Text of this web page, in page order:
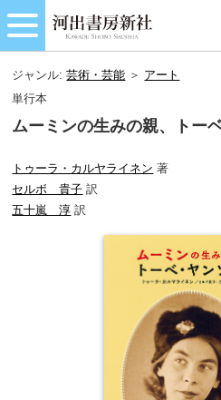
ジャンル:芸術・芸能 ＞ アート
単行本
ムーミンの生みの親、トー
トゥーラ・カルヤライネン 著
セルボ 貴子 訳
五十嵐 淳 訳